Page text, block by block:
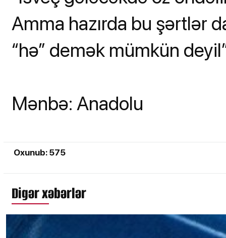
Amma hazırda bu şərtlər
“hə” demək mümkün
Mənbə: Anadolu
Oxunub: 575
Digər xəbərlər